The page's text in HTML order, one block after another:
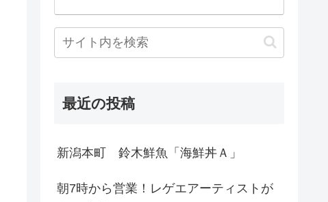
最近の投稿
新潟本町 鈴木鮮魚「海鮮丼Ａ」
朝7時から営業！レゲエアーティストが